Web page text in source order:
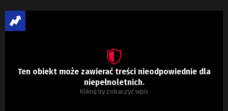
Ten obiekt może zawierać treści nieodpowiednie dla
niepełnoletnich.
Kliknij by zobaczyć wpis